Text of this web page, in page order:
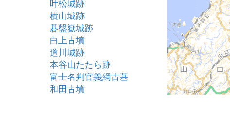
叶松城跡
横山城跡
碁盤嶽城跡
白上古墳
道川城跡
本谷山たたら跡
富士名判官義綱古墓
和田古墳